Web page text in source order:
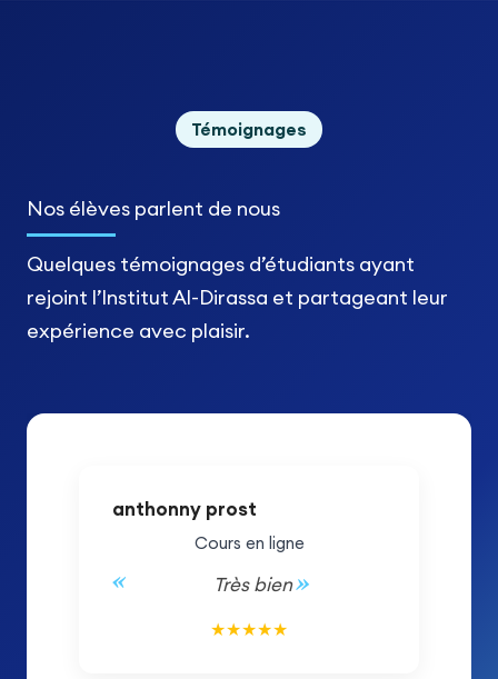
Témoignages
Nos élèves parlent de nous
Quelques témoignages d’étudiants ayant
rejoint l’Institut Al-Dirassa et partageant leur
expérience avec plaisir.
anthonny prost
Cours en ligne
Très bien
★★★★★